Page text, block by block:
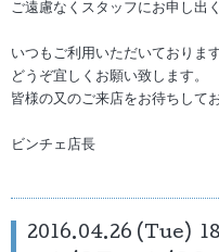
ご遠慮なくスタッフにお申し出
いつもご利用いただいておりま
どうぞ宜しくお願い致します。
皆様の又のご来店をお待ちして
ビンチェ店長
2016.04.26 (Tue)